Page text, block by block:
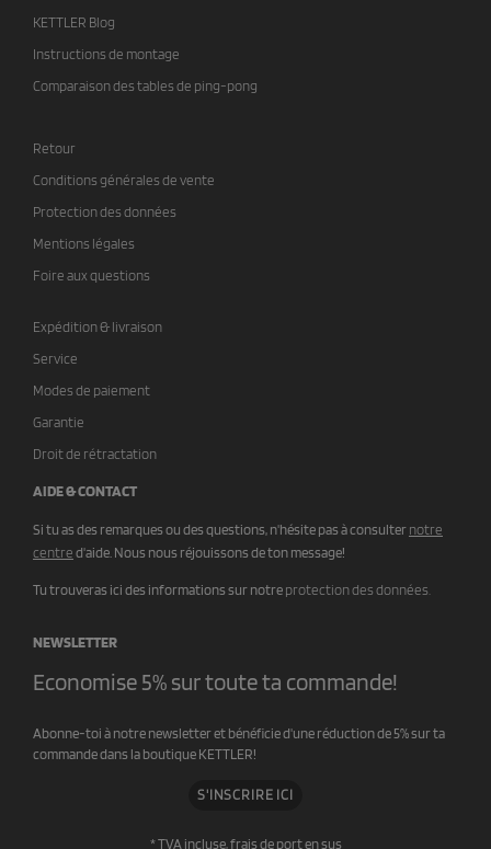
KETTLER Blog
Instructions de montage
Comparaison des tables de ping-pong
Retour
Conditions générales de vente
Protection des données
Mentions légales
Foire aux questions
Expédition & livraison
Service
Modes de paiement
Garantie
Droit de rétractation
AIDE & CONTACT
Si tu as des remarques ou des questions, n'hésite pas à consulter notre
centre d'aide. Nous nous réjouissons de ton message!
Tu trouveras ici des informations sur notre protection des données.
NEWSLETTER
Economise 5% sur toute ta commande!
Abonne-toi à notre newsletter et bénéficie d'une réduction de 5% sur ta
commande dans la boutique KETTLER!
S'INSCRIRE ICI
* TVA incluse,frais de port en sus